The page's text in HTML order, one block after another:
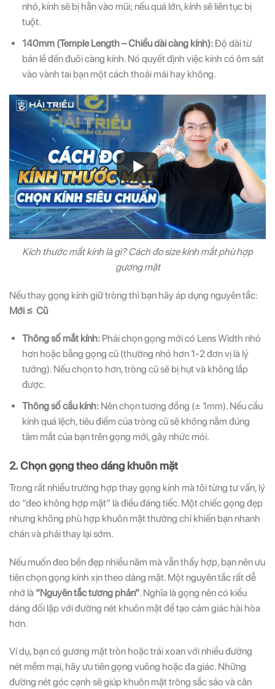
nhỏ, kính sẽ bị hằn vào mũi; nếu quá lớn, kính sẽ liên tục bị
tuột.
140mm (Temple Length – Chiều dài càng kính):Độ dài từ
bản lề đến đuôi càng kính. Nó quyết định việc kính có ôm sát
vào vành tai bạn một cách thoải mái hay không.
Kích thước mắt kính là gì? Cách đo size kính mắt phù hợp
gương mặt
Nếu thay gọng kính giữ tròng thì bạn hãy áp dụng nguyên tắc:
Mới ≤ Cũ
Thông số mắt kính:Phải chọn gọng mới có Lens Width nhỏ
hơn hoặc bằng gọng cũ (thường nhỏ hơn 1-2 đơn vị là lý
tưởng). Nếu chọn to hơn, tròng cũ sẽ bị hụt và không lắp
được.
Thông số cầu kính:Nên chọn tương đồng (± 1mm). Nếu cầu
kính quá lệch, tiêu điểm của tròng cũ sẽ không nằm đúng
tâm mắt của bạn trên gọng mới, gây nhức mỏi.
2. Chọn gọng theo dáng khuôn mặt
Trong rất nhiều trường hợp thay gọng kính mà tôi từng tư vấn, lý
do “đeo không hợp mặt” là điều đáng tiếc. Một chiếc gọng đẹp
nhưng không phù hợp khuôn mặt thường chỉ khiến bạn nhanh
chán và phải thay lại sớm.
Nếu muốn đeo bền đẹp nhiều năm mà vẫn thấy hợp, bạn nên ưu
tiên chọn gọng kính xịn theo dáng mặt. Một nguyên tắc rất dễ
nhớ là “Nguyên tắc tương phản”. Nghĩa là gọng nên có kiểu
dáng đối lập với đường nét khuôn mặt để tạo cảm giác hài hòa
hơn.
Ví dụ, bạn có gương mặt tròn hoặc trái xoan với nhiều đường
nét mềm mại, hãy ưu tiên gọng vuông hoặc đa giác. Những
đường nét góc cạnh sẽ giúp khuôn mặt trông sắc sảo và cân